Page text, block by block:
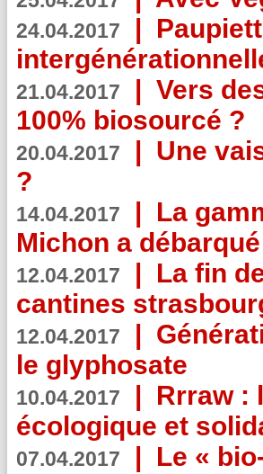
24.04.2017 |
21.04.2017 | Vers
100% biosourcé ?
20.04.2017 | Une
?
14.04.2017 | La
Michon a
12.04.2017 | La fin
cantines
12.04.2017 |
le glyphosate
10.04.2017 | Rrraw :
écologique et
07.04.2017 | Le «